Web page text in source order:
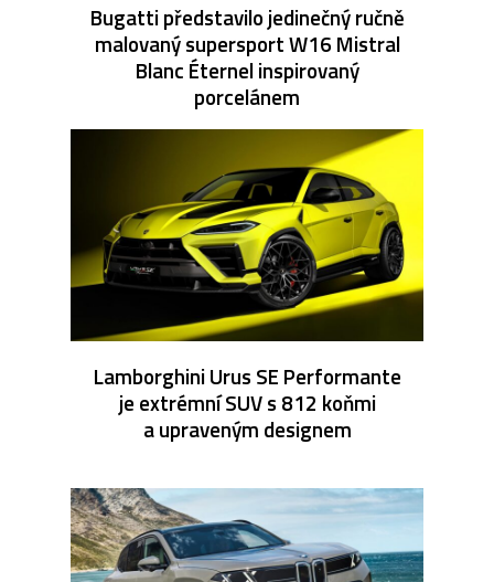
Bugatti představilo jedinečný ručně
malovaný supersport W16 Mistral
Blanc Éternel inspirovaný
porcelánem
Lamborghini Urus SE Performante
je extrémní SUV s 812 koňmi
a upraveným designem